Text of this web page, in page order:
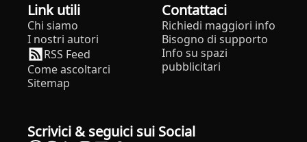
Link utili
Chi siamo
I nostri autori
RSS Feed
Come ascoltarci
Sitemap
Contattaci
Richiedi maggiori info
Bisogno di supporto
Info su spazi
pubblicitari
Scrivici & seguici sui Social